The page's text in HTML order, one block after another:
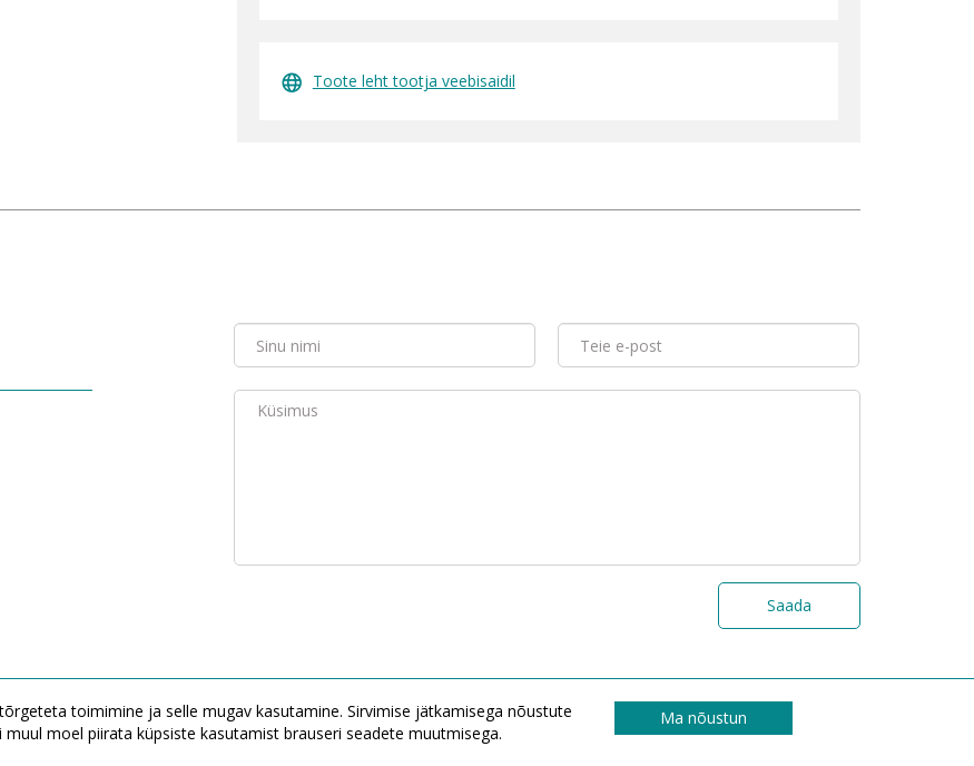
Toote leht tootja veebisaidil
Saada
toimimine ja selle mugav kasutamine. Sirvimise jätkamisega nõustute
moel piirata küpsiste kasutamist brauseri seadete muutmisega.
Ma nõustun